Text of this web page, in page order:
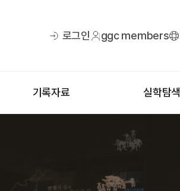
로그인 ggc members
기록자료 실학탐색